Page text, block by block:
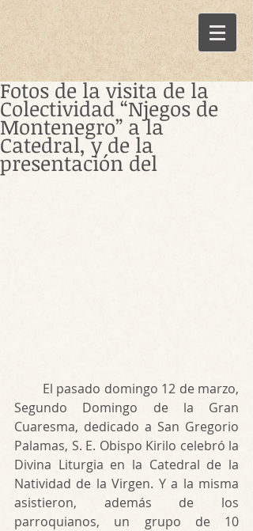
Fotos de la visita de la
Colectividad “Njegos de
Montenegro” a la
Catedral, y de la
presentación del
Segundo Domingo de la Gran
Cuaresma, dedicado a San Gregorio
Palamas, S. E. Obispo Kirilo celebró la
Divina Liturgia en la Catedral de la
Natividad de la Virgen. Y a la misma
asistieron, además de los
parroquianos, un grupo de 10